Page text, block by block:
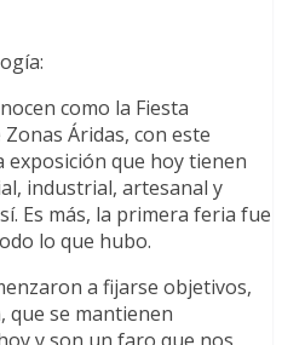
como la Fiesta
Áridas, con este
que hoy tienen
industrial, artesanal y
Es más, la primera feria fue
lo que hubo.
a fijarse objetivos,
que se mantienen